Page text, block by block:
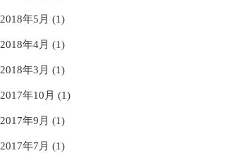
2018年5月 (1)
2018年4月 (1)
2018年3月 (1)
2017年10月 (1)
2017年9月 (1)
2017年7月 (1)